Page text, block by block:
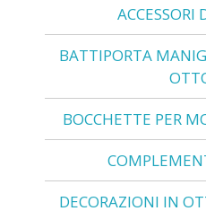
ACCESSORI
BATTIPORTA
BOCCHETTE PER
DECORAZIONI IN